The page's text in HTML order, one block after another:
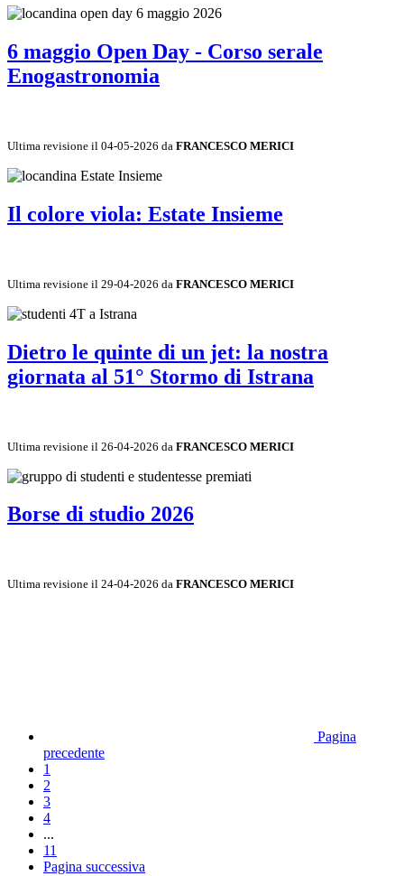
6 maggio Open Day - Corso serale
Enogastronomia
Ultima revisione il 04-05-2026 da FRANCESCO MERICI
Il colore viola: Estate Insieme
Ultima revisione il 29-04-2026 da FRANCESCO MERICI
Dietro le quinte di un jet: la nostra
giornata al 51° Stormo di Istrana
Ultima revisione il 26-04-2026 da FRANCESCO MERICI
Borse di studio 2026
Ultima revisione il 24-04-2026 da FRANCESCO MERICI
Pagina
precedente
1
2
3
4
...
11
Pagina successiva